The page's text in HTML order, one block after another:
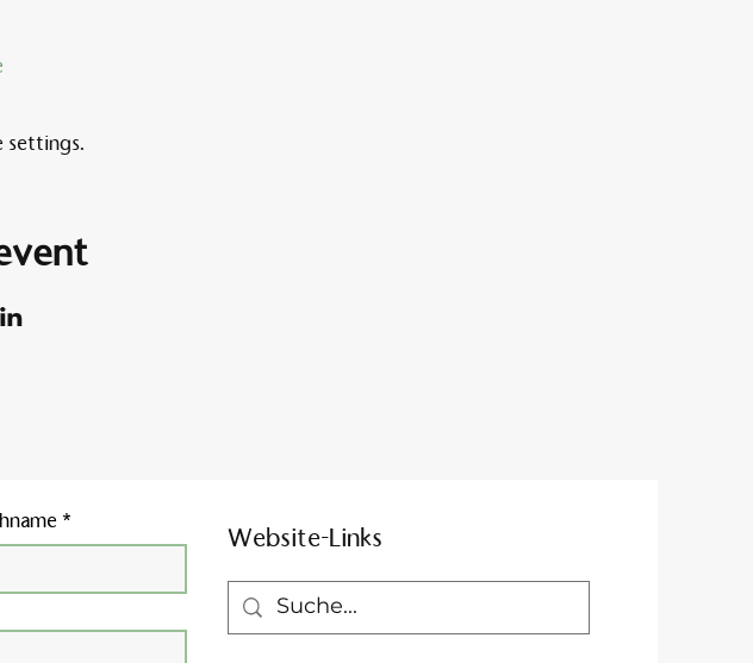
settings.
*
Website-Links